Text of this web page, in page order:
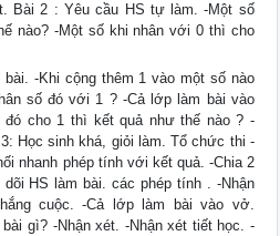
Bài 2 : Yêu cầu HS tự làm. -Một số
nào? -Một số khi nhân với 0 thì cho
-Khi cộng thêm 1 vào một số nào
số đó với 1 ? -Cả lớp làm bài vào
cho 1 thì kết quả như thế nào ? -
Học sinh khá, giỏi làm. Tổ chức thi -
nhanh phép tính với kết quả. -Chia 2
HS làm bài. các phép tính . -Nhận
cuộc. -Cả lớp làm bài vào vở.
gì? -Nhận xét. -Nhận xét tiết học. -